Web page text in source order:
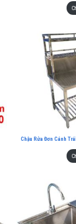
Chậu Rửa Đơn Cánh